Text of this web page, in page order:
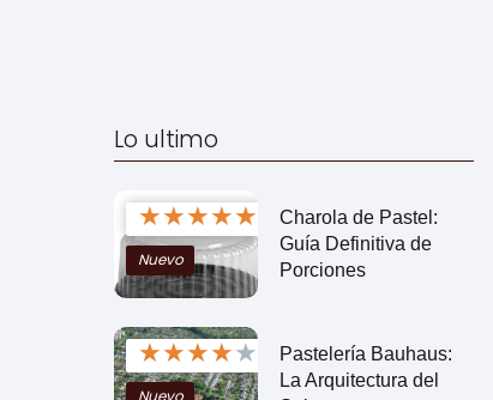
Lo ultimo
★★★★★
Nuevo
Charola de Pastel:
Guía Definitiva de
Porciones
★★★★★
Pastelería Bauhaus:
La Arquitectura del